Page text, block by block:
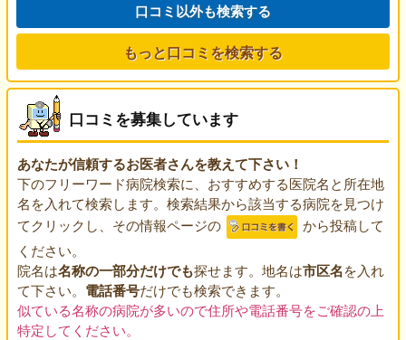
口コミ以外も検索する
もっと口コミを検索する
口コミを募集しています
あなたが信頼するお医者さんを教えて下さい！
下のフリーワード病院検索に、おすすめする医院名と所在地
名を入れて検索します。検索結果から該当する病院を見つけ
てクリックし、その情報ページの
から投稿して
ください。
院名は名称の一部分だけでも探せます。地名は市区名を入れ
て下さい。 電話番号だけでも検索できます。
似ている名称の病院が多いので住所や電話番号をご確認の上
特定してください。